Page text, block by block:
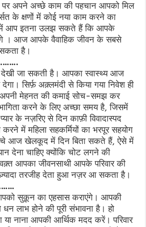
पर अपने अच्छे काम की पहचान आपको मिल
के क्षणों में कोई नया काम करने का
आप इतना उलझ सकते हैं कि आपके
। आज आपके वैवाहिक जीवन के सबसे
है।
जा सकती है। आपका स्वास्थ्य आज
सिर्फ़ अक़्लमंदी से किया गया निवेश ही
अपनी मेहनत की कमाई सोच-समझ कर
करने के लिए अच्छा समय है, जिसमें
के नज़रिए से दिन काफ़ी विवादास्पद
करने में महिला सहकर्मियों का भरपूर सहयोग
आज खेलकूद में दिन बिता सकते हैं, ऐसे में
देना चाहिए क्योंकि चोट लगने की
आपका जीवनसाथी आपके परिवार की
ज़्यादा तरजीह देता हुआ नज़र आ सकता है।
सुक़ून का एहसास कराएंगे। आपकी
लाभ होने की पूरी संभावना है। हो
नाना आपकी आर्थिक मदद करें। परिवार